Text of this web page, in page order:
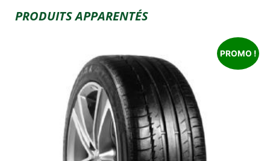
PRODUITS APPARENTÉS
PROMO !